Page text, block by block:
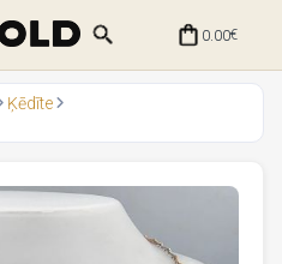
0.00€
Ķēdīte